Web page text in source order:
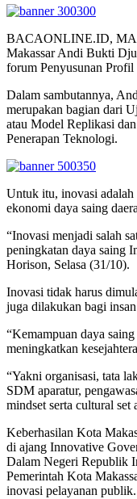
BACAONLINE.ID,
Makassar Andi Bukti
forum Penyusunan
Dalam sambutannya,
merupakan bagian dari
atau Model Replikasi
Penerapan Teknologi.
Untuk itu, inovasi
ekonomi daya saing
“Inovasi menjadi salah
peningkatan daya saing
Horison, Selasa (31/10).
Inovasi tidak harus
juga dilakukan bagi
“Kemampuan daya
meningkatkan
“Yakni organisasi, tata
SDM aparatur,
mindset serta cultural set
Keberhasilan Kota
di ajang Innovative
Dalam Negeri Republik
Pemerintah Kota
inovasi pelayanan publik.